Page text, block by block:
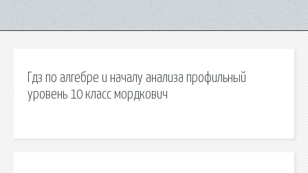
Гдз по алгебре и началу анализа профильный
уровень 10 класс мордкович